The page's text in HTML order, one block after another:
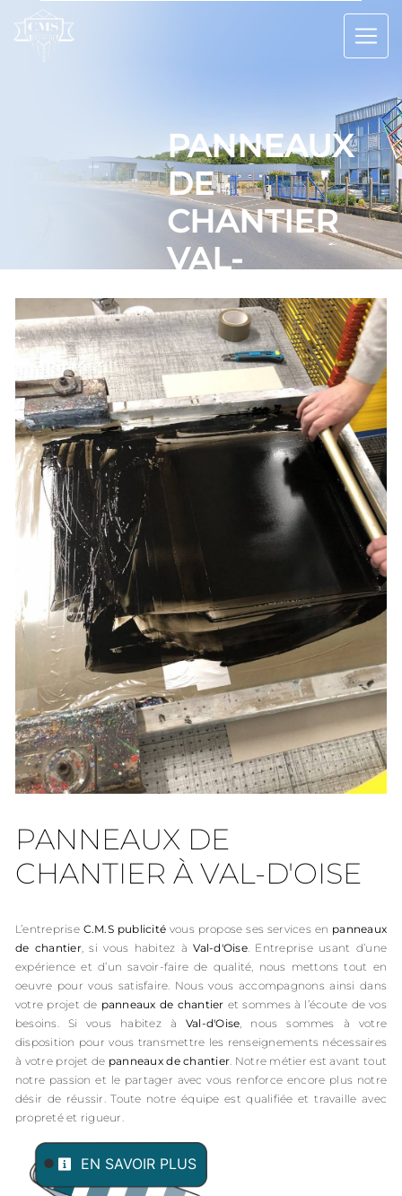
PANNEAUX
DE
CHANTIER
VAL-
D'OISE
PANNEAUX DE
CHANTIER À VAL-D'OISE
L’entreprise C.M.S publicité vous propose ses services en panneaux
de chantier, si vous habitez àVal-d'Oise. Entreprise usant d’une
expérience et d’un savoir-faire de qualité, nous mettons tout en
oeuvre pour vous satisfaire. Nous vous accompagnons ainsi dans
votre projet de panneaux de chantier et sommes à l’écoute de vos
besoins. Si vous habitez à Val-d'Oise, nous sommes à votre
disposition pour vous transmettre les renseignements nécessaires
à votre projet de panneaux de chantier. Notre métier est avant tout
notre passion et le partager avec vous renforce encore plus notre
désir de réussir. Toute notre équipe est qualifiée et travaille avec
propreté et rigueur.
EN SAVOIR PLUS
Panneau de gestion des cookies